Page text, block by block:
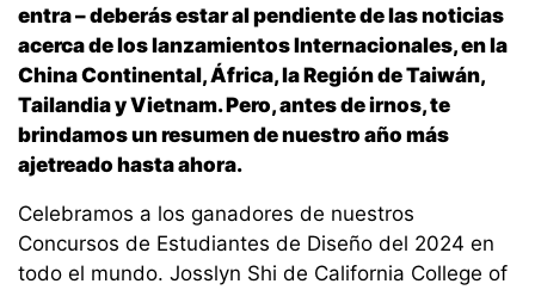
entra – deberás estar al pendiente de las noticias
acerca de los lanzamientos Internacionales, en la
China Continental, África, la Región de Taiwán,
Tailandia y Vietnam. Pero, antes de irnos, te
brindamos un resumen de nuestro año más
ajetreado hasta ahora.
Celebramos a los ganadores de nuestros
Concursos de Estudiantes de Diseño del 2024 en
todo el mundo. Josslyn Shi de California College of